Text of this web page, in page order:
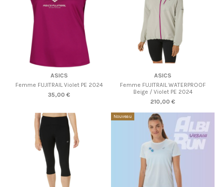
ASICS
Femme FUJITRAIL Violet PE 2024
35,00 €
ASICS
Femme FUJITRAIL WATERPROOF
Beige / Violet PE 2024
210,00 €
Nouveau